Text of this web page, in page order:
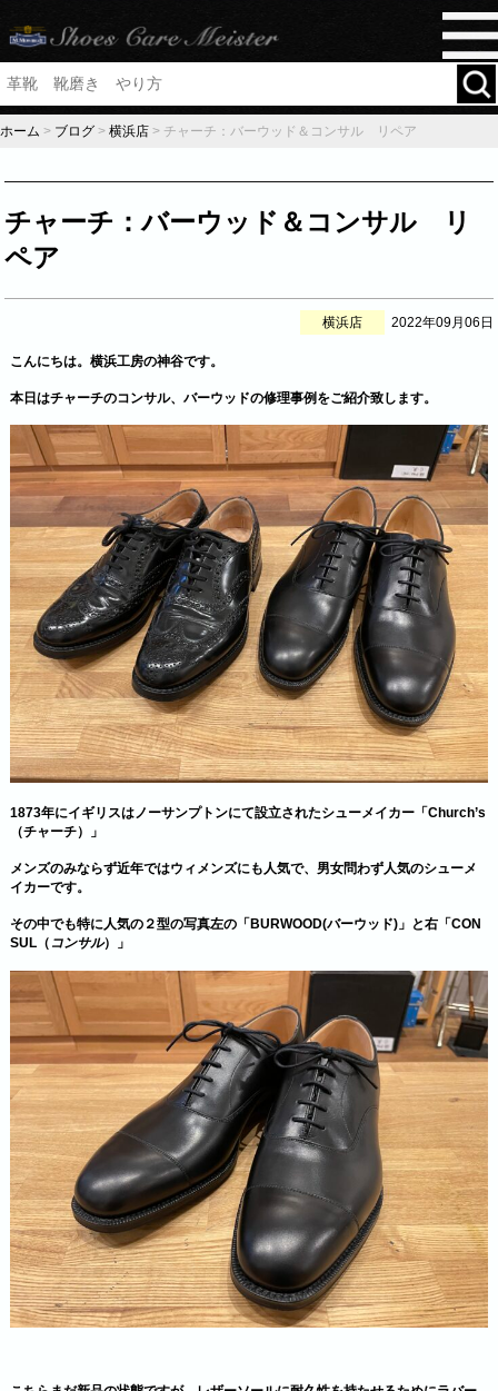
ホーム > ブログ > 横浜店 > チャーチ：バーウッド＆コンサル リペア
チャーチ：バーウッド＆コンサル リ
ペア
横浜店 2022年09月06日
こんにちは。横浜工房の神谷です。
本日はチャーチのコンサル、バーウッドの修理事例をご紹介致します。
1873年にイギリスはノーサンプトンにて設立されたシューメイカー「Church’s
（チャーチ）」
メンズのみならず近年ではウィメンズにも人気で、男女問わず人気のシューメ
イカーです。
その中でも特に人気の２型の写真左の「BURWOOD(バーウッド)」と右「CON
SUL（ コンサル）」